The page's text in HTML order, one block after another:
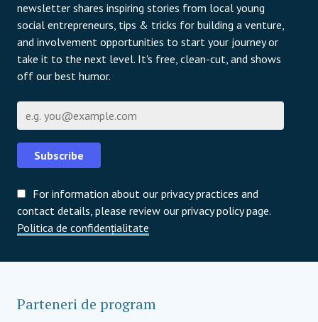
newsletter shares inspiring stories from local young
social entrepreneurs, tips & tricks for building a venture,
and involvement opportunities to start your journey or
take it to the next level. It's free, clean-cut, and shows
off our best humor.
Subscribe
For information about our privacy practices and
contact details, please review our privacy policy page.
Politica de confidențialitate
Parteneri de program